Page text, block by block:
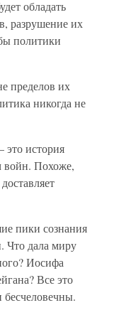
обладать
разрушение их
политики
пределов их
никогда не
история
войн. Похоже,
пики сознания
Что дала миру
Иосифа
Все это